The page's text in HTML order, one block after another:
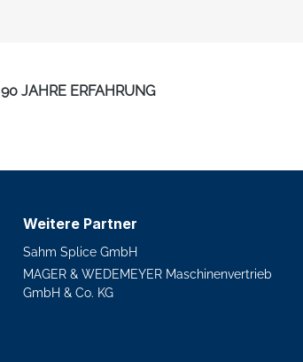
90 JAHRE ERFAHRUNG
Weitere Partner
Sahm Splice GmbH
MAGER & WEDEMEYER Maschinenvertrieb
GmbH & Co. KG